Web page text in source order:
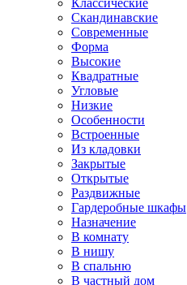
Классические
Скандинавские
Современные
Форма
Высокие
Квадратные
Угловые
Низкие
Особенности
Встроенные
Из кладовки
Закрытые
Открытые
Раздвижные
Гардеробные шкафы
Назначение
В комнату
В нишу
В спальню
В частный дом